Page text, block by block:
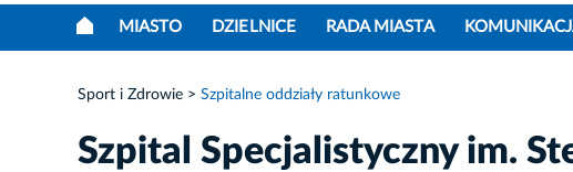
MIASTO DZIELNICE RADA MIASTA
Sport i Zdrowie Szpitalne oddziały ratunkowe
Szpital Specjalistyczny im.